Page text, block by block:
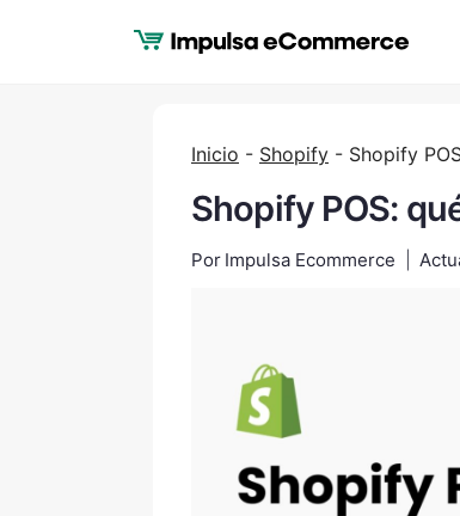
Inicio - Shopify - Shopify
Shopify POS:
Por Impulsa Ecommerce